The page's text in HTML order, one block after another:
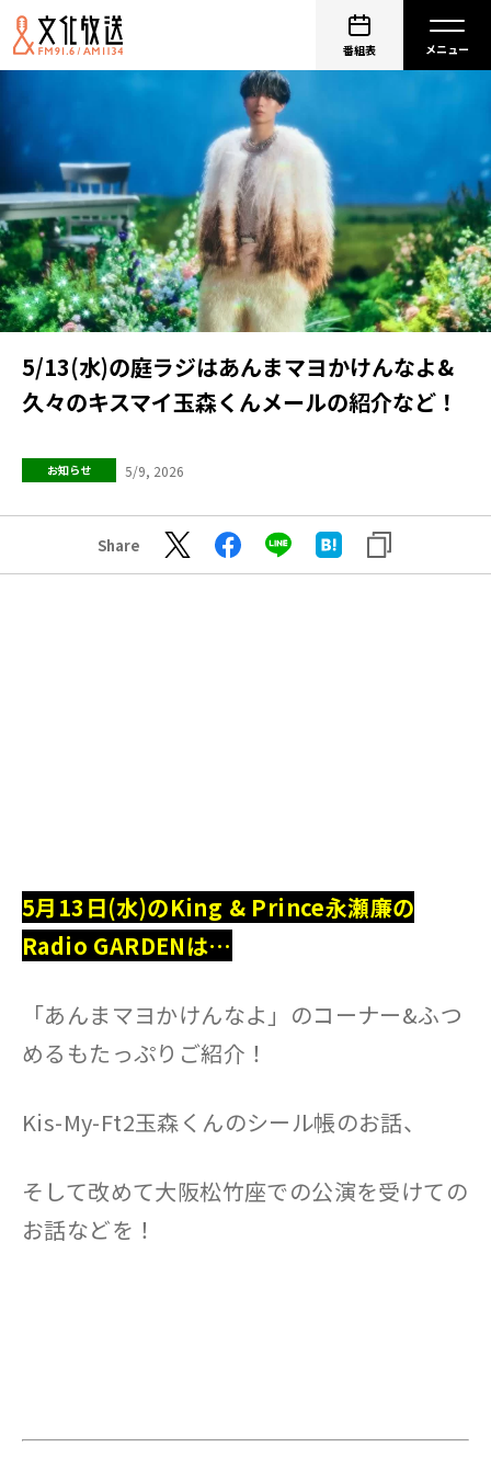
番組表
5/13(水)の庭ラジはあんまマヨかけんなよ&
久々のキスマイ玉森くんメールの紹介など！
お知らせ 5/9, 2026
Share
5月13日(水)のKing & Prince永瀬廉の
Radio GARDENは…
「あんまマヨかけんなよ」のコーナー&ふつ
めるもたっぷりご紹介！
Kis-My-Ft2玉森くんのシール帳のお話、
そして改めて大阪松竹座での公演を受けての
お話などを！